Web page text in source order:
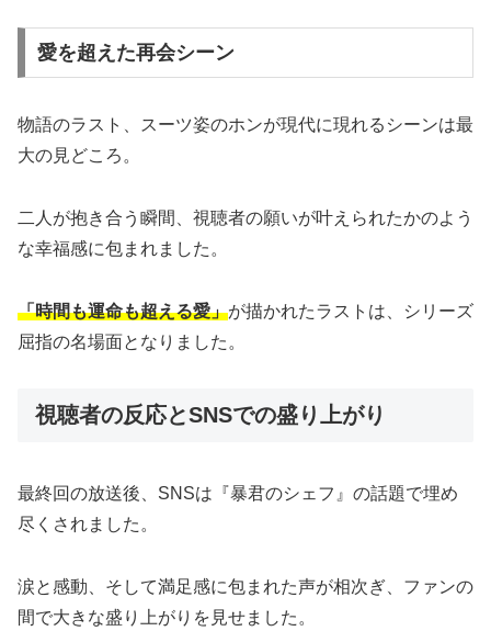
愛を超えた再会シーン
物語のラスト、スーツ姿のホンが現代に現れるシーンは最
大の見どころ。
二人が抱き合う瞬間、視聴者の願いが叶えられたかのよう
な幸福感に包まれました。
「時間も運命も超える愛」が描かれたラストは、シリーズ
屈指の名場面となりました。
視聴者の反応とSNSでの盛り上がり
最終回の放送後、SNSは『暴君のシェフ』の話題で埋め
尽くされました。
涙と感動、そして満足感に包まれた声が相次ぎ、ファンの
間で大きな盛り上がりを見せました。